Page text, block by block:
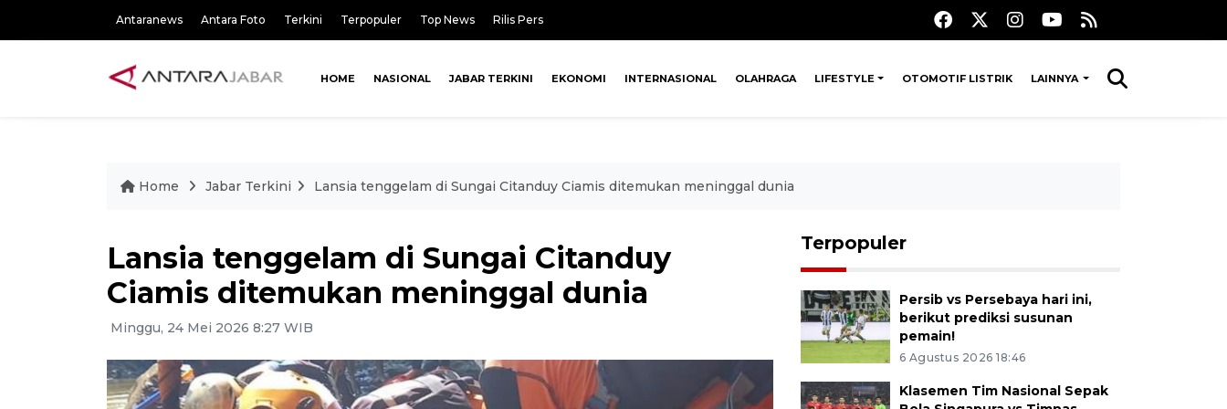
Antaranews Antara Foto Terkini Terpopuler Top News Rilis Pers
HOME NASIONAL JABAR TERKINI EKONOMI INTERNASIONAL OLAHRAGA LIFESTYLE OTOMOTIF LISTRIK LAINNYA
Home Jabar Terkini Lansia tenggelam di Sungai Citanduy Ciamis ditemukan meninggal dunia
Lansia tenggelam di Sungai Citanduy
Ciamis ditemukan meninggal dunia
Minggu, 24 Mei 2026 8:27 WIB
Terpopuler
Persib vs Persebaya hari ini,
berikut prediksi susunan
pemain!
6 Agustus 2026 18:46
Klasemen Tim Nasional Sepak